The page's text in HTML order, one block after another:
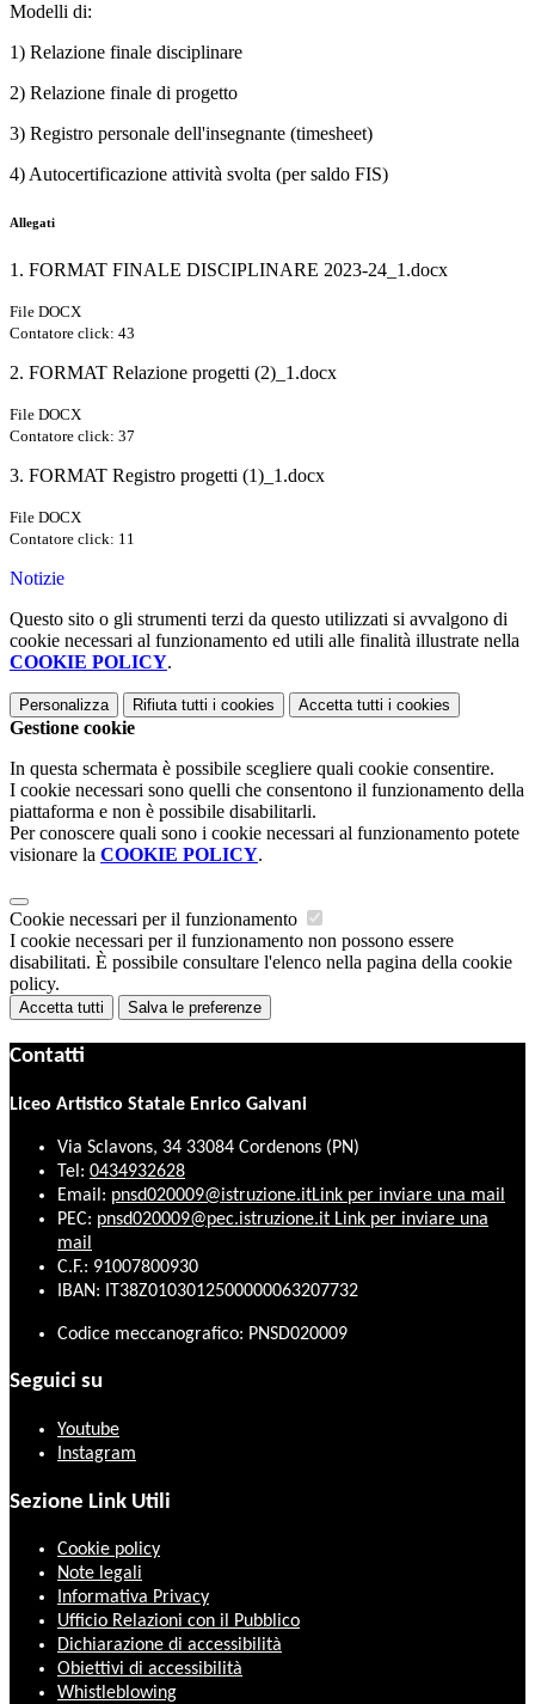
Modelli di:
1) Relazione finale disciplinare
2) Relazione finale di progetto
3) Registro personale dell'insegnante (timesheet)
4) Autocertificazione attività svolta (per saldo FIS)
Allegati
1. FORMAT FINALE DISCIPLINARE 2023-24_1.docx
File DOCX
Contatore click: 43
2. FORMAT Relazione progetti (2)_1.docx
File DOCX
Contatore click: 37
3. FORMAT Registro progetti (1)_1.docx
File DOCX
Contatore click: 11
Notizie
Questo sito o gli strumenti terzi da questo utilizzati si avvalgono di
cookie necessari al funzionamento ed utili alle finalità illustrate nella
COOKIE POLICY.
Personalizza Rifiuta tutti i cookies Accetta tutti i cookies
Gestione cookie
In questa schermata è possibile scegliere quali cookie consentire.
I cookie necessari sono quelli che consentono il funzionamento della
piattaforma e non è possibile disabilitarli.
Per conoscere quali sono i cookie necessari al funzionamento potete
visionare la COOKIE POLICY.
Cookie necessari per il funzionamento
I cookie necessari per il funzionamento non possono essere
disabilitati. È possibile consultare l'elenco nella pagina della cookie
policy.
Accetta tutti Salva le preferenze
Contatti
Liceo Artistico Statale Enrico Galvani
Via Sclavons, 34 33084 Cordenons (PN)
Tel: 0434932628
Email: pnsd020009@istruzione.itLink per inviare una mail
PEC: pnsd020009@pec.istruzione.it Link per inviare una
mail
C.F.: 91007800930
IBAN: IT38Z0103012500000063207732
Codice meccanografico: PNSD020009
Seguici su
Youtube
Instagram
Sezione Link Utili
Cookie policy
Note legali
Informativa Privacy
Ufficio Relazioni con il Pubblico
Dichiarazione di accessibilità
Obiettivi di accessibilità
Whistleblowing